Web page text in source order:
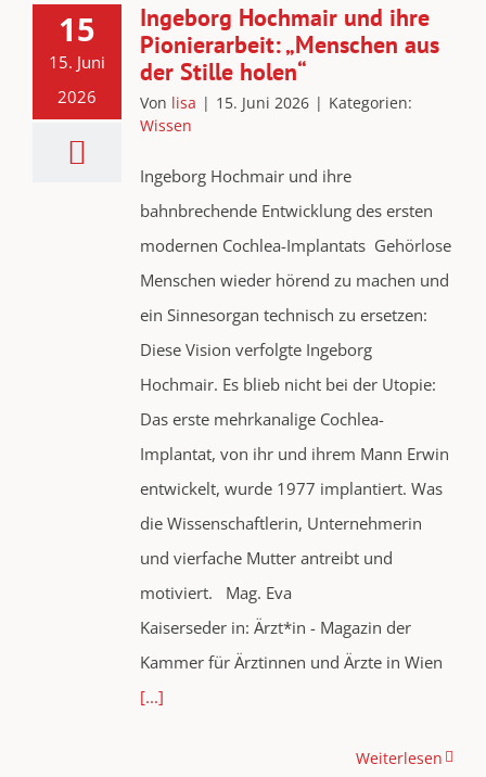
15
15. Juni
2026
Ingeborg Hochmair und ihre
Pionierarbeit: „Menschen aus
der Stille holen“
Von lisa | 15. Juni 2026 | Kategorien:
Wissen
Ingeborg Hochmair und ihre
bahnbrechende Entwicklung des ersten
modernen Cochlea-Implantats Gehörlose
Menschen wieder hörend zu machen und
ein Sinnesorgan technisch zu ersetzen:
Diese Vision verfolgte Ingeborg
Hochmair. Es blieb nicht bei der Utopie:
Das erste mehrkanalige Cochlea-
Implantat, von ihr und ihrem Mann Erwin
entwickelt, wurde 1977 implantiert. Was
die Wissenschaftlerin, Unternehmerin
und vierfache Mutter antreibt und
motiviert. Mag. Eva
Kaiserseder in: Ärzt*in - Magazin der
Kammer für Ärztinnen und Ärzte in Wien
[...]
Weiterlesen